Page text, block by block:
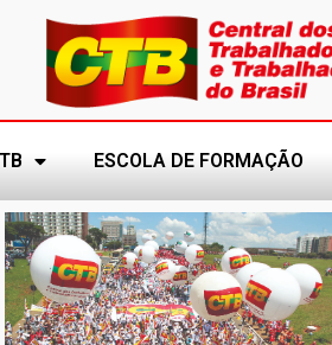
ESCOLA DE FORMAÇÃO